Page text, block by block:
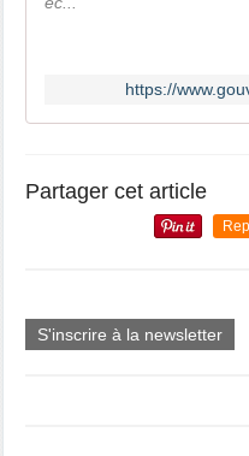
https://
Partager cet article
S'inscrire à la newsletter